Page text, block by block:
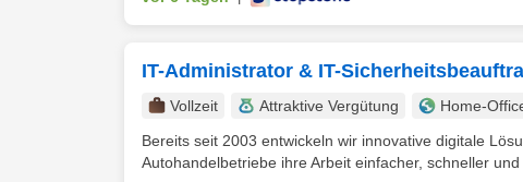
IT-Administrator & IT-
Vollzeit Attraktive Vergütung
Home-
Bereits seit 2003 entwickeln wir innovative digitale
Autohandelbetriebe ihre Arbeit einfacher, schneller und